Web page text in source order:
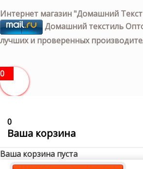
Интернет магазин "Домашний
Домашний текстиль
лучших и проверенных
0
0
Ваша корзина
Ваша корзина пуста